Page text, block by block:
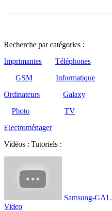
Recherche par catégories :
Imprimantes
Téléphones
GSM
Informatique
Ordinateurs
Galaxy
Photo
TV
Electroménager
Vidéos : Tutoriels :
Samsung-
Video